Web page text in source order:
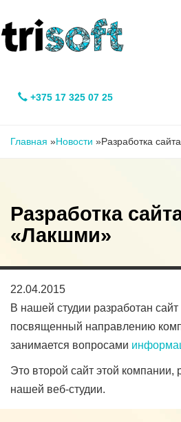
+375 17 325 07 25
Главная »Новости »Разработка
Разработка
«Лакшми»
22.04.2015
В нашей студии разработан
посвященный направлению
занимается вопросами
Это второй сайт этой компании,
нашей веб-студии.